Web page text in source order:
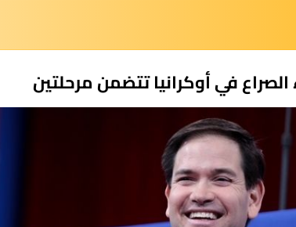
الصراع في أوكرانيا تتضمن مرحلتين